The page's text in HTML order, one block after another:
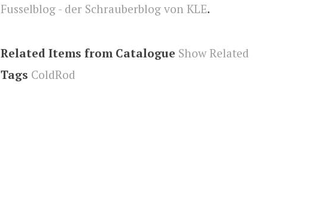
Fusselblog - der Schrauberblog von KLE.
Related Items from Catalogue Show Related
Tags ColdRod